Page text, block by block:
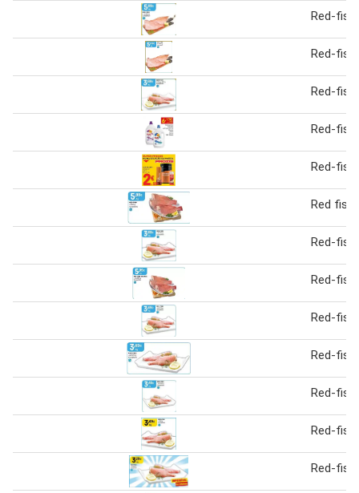
Red-fish
Red-fish
Red-fish
Red-fish
Red-fish
Red fish
Red-fish
Red-fish
Red-fish
Red-fish
Red-fish
Red-fish
Red-fish